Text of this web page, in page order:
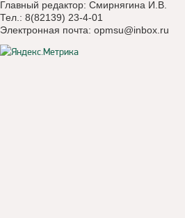
Главный редактор: Смирнягина И.В.
Тел.: 8(82139) 23-4-01
Электронная почта: opmsu@inbox.ru